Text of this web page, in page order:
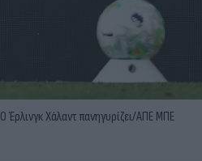
Ο Έρλινγκ Χάλαντ πανηγυρίζει/ΑΠΕ ΜΠΕ